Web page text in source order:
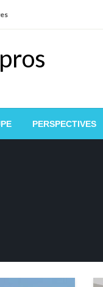
PERSPECTIVES